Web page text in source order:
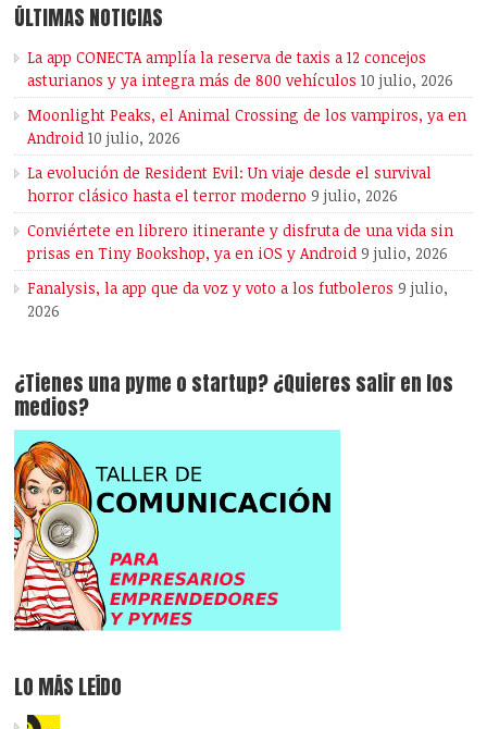
ÚLTIMAS NOTICIAS
La app CONECTA amplía la reserva de taxis a 12 concejos
asturianos y ya integra más de 800 vehículos 10 julio, 2026
Moonlight Peaks, el Animal Crossing de los vampiros, ya en
Android 10 julio, 2026
La evolución de Resident Evil: Un viaje desde el survival
horror clásico hasta el terror moderno 9 julio, 2026
Conviértete en librero itinerante y disfruta de una vida sin
prisas en Tiny Bookshop, ya en iOS y Android 9 julio, 2026
Fanalysis, la app que da voz y voto a los futboleros 9 julio,
2026
¿Tienes una pyme o startup? ¿Quieres salir en los
medios?
LO MÁS LEÍDO